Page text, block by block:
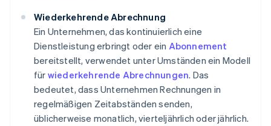
Wiederkehrende Abrechnung
Ein Unternehmen, das kontinuierlich eine
Dienstleistung erbringt oder ein Abonnement
bereitstellt, verwendet unter Umständen ein Modell
für wiederkehrende Abrechnungen. Das
bedeutet, dass Unternehmen Rechnungen in
regelmäßigen Zeitabständen senden,
üblicherweise monatlich, vierteljährlich oder jährlich.